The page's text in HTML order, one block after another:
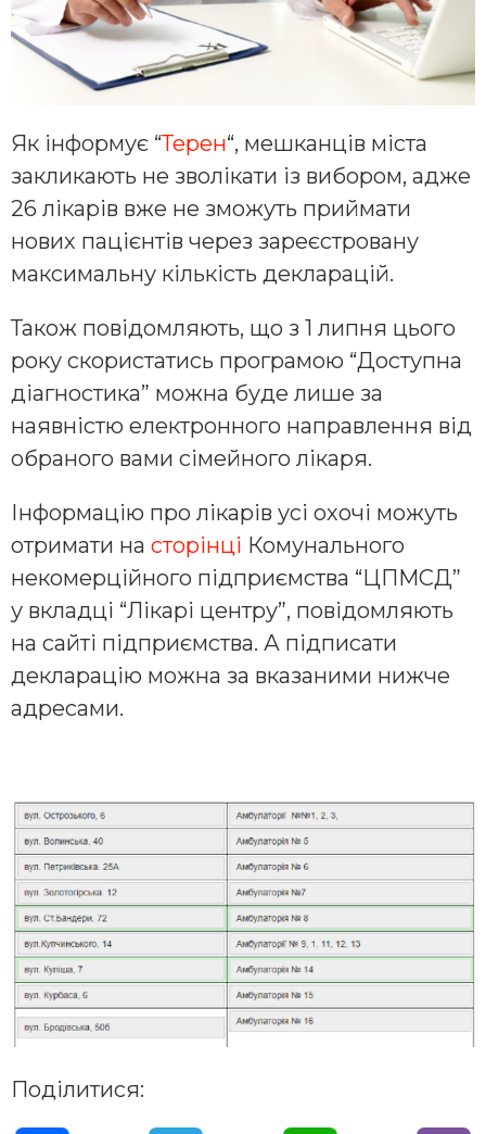
Як інформує “Терен“, мешканців міста
закликають не зволікати із вибором, адже
26 лікарів вже не зможуть приймати
нових пацієнтів через зареєстровану
максимальну кількість декларацій.
Також повідомляють, що з 1 липня цього
року скористатись програмою “Доступна
діагностика” можна буде лише за
наявністю електронного направлення від
обраного вами сімейного лікаря.
Інформацію про лікарів усі охочі можуть
отримати на сторінці Комунального
некомерційного підприємства “ЦПМСД”
у вкладці “Лікарі центру”, повідомляють
на сайті підприємства. А підписати
декларацію можна за вказаними нижче
адресами.
Поділитися: